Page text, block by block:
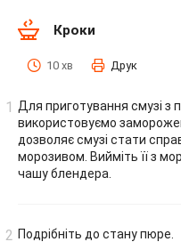
Кроки
10 хв Друк
Для приготування смузі з
використовуємо
дозволяє смузі стати
морозивом. Вийміть її з
чашу блендера.
Подрібніть до стану пюре.